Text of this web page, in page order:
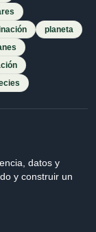
planeta
datos y
y construir un